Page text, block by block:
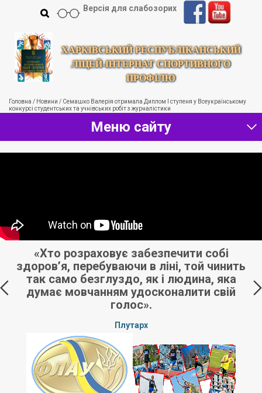
ХАРКІВСЬКИЙ РЕСПУБЛІКАНСЬКИЙ
ЛІЦЕЙ-ІНТЕРНАТ СПОРТИВНОГО
ПРОФІЛЮ
Версія для слабозорих
Головна / Новини / Семашко Валерія отримала Диплом І ступеня у Всеукраїнському
конкурсі студентських та учнівських робіт з журналістики
Меню сайту
«Хто розраховує забезпечити собі
здоров’я, перебуваючи в ліні, той чинить
так само безглуздо, як і людина, яка
думає мовчанням удосконалити свій
голос».
Плутарх